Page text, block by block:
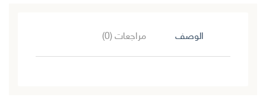
الوصف مراجعات (0)